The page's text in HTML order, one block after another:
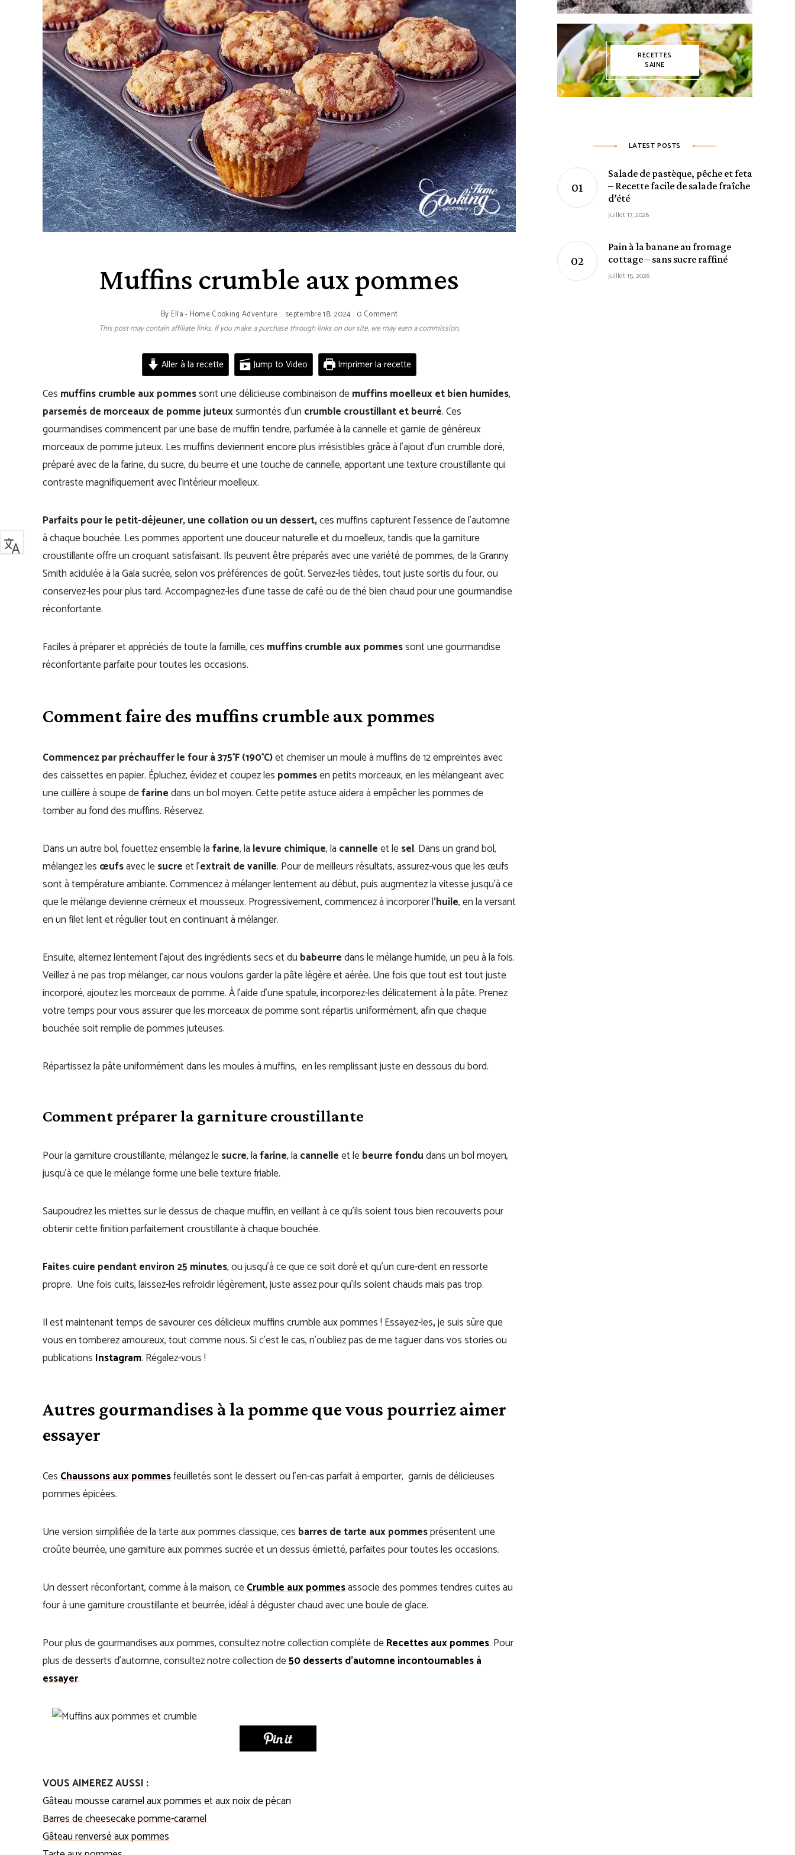
Muffins crumble aux pommes
By Ella - Home Cooking Adventure septembre 18, 2024 0 Comment
This post may contain affiliate links. If you make a purchase through links on our site, we may earn a commission.
Aller à la recette Jump to Video Imprimer la recette
Ces muffins crumble aux pommessont une délicieuse combinaison demuffins moelleux et bien humides,
parsemés de morceaux de pomme juteuxsurmontés d’un crumble croustillant et beurré. Ces
gourmandises commencent par une base de muffin tendre, parfumée à la cannelle et garnie de généreux
morceaux de pomme juteux. Les muffins deviennent encore plus irrésistibles grâce à l’ajout d’un crumble doré,
préparé avec de la farine, du sucre, du beurre et une touche de cannelle, apportant une texture croustillante qui
contraste magnifiquement avec l’intérieur moelleux.
Parfaits pour le petit-déjeuner, une collation ou un dessert,ces muffins capturent l’essence de l’automne
à chaque bouchée. Les pommes apportent une douceur naturelle et du moelleux, tandis que la garniture
croustillante offre un croquant satisfaisant. Ils peuvent être préparés avec une variété de pommes, de la Granny
Smith acidulée à la Gala sucrée, selon vos préférences de goût. Servez-les tièdes, tout juste sortis du four, ou
conservez-les pour plus tard. Accompagnez-les d’une tasse de café ou de thé bien chaud pour une gourmandise
réconfortante.
Faciles à préparer et appréciés de toute la famille, ces muffins crumble aux pommessont une gourmandise
réconfortante parfaite pour toutes les occasions.
Comment faire des muffins crumble aux pommes
Commencez par préchauffer le four à 375°F (190°C)et chemiser un moule à muffins de 12 empreintes avec
des caissettes en papier. Épluchez, évidez et coupez les pommesen petits morceaux, en les mélangeant avec
une cuillère à soupe defarinedans un bol moyen. Cette petite astuce aidera à empêcher les pommes de
tomber au fond des muffins. Réservez.
Dans un autre bol, fouettez ensemble lafarine, la levure chimique, la cannelleet lesel. Dans un grand bol,
mélangez les œufsavec lesucreet l’extrait de vanille. Pour de meilleurs résultats, assurez-vous que les œufs
sont à température ambiante. Commencez à mélanger lentement au début, puis augmentez la vitesse jusqu’à ce
que le mélange devienne crémeux et mousseux. Progressivement, commencez à incorporer l’huile, en la versant
en un filet lent et régulier tout en continuant à mélanger.
Ensuite, alternez lentement l’ajout des ingrédients secs et du babeurredans le mélange humide, un peu à la fois.
Veillez à ne pas trop mélanger, car nous voulons garder la pâte légère et aérée. Une fois que tout est tout juste
incorporé, ajoutez les morceaux de pomme. À l’aide d’une spatule, incorporez-les délicatement à la pâte. Prenez
votre temps pour vous assurer que les morceaux de pomme sont répartis uniformément, afin que chaque
bouchée soit remplie de pommes juteuses.
Répartissez la pâte uniformément dans les moules à muffins, en les remplissant juste en dessous du bord.
Comment préparer la garniture croustillante
Pour la garniture croustillante, mélangez lesucre, lafarine, la cannelleet lebeurre fondudans un bol moyen,
jusqu’à ce que le mélange forme une belle texture friable.
Saupoudrez les miettes sur le dessus de chaque muffin, en veillant à ce qu’ils soient tous bien recouverts pour
obtenir cette finition parfaitement croustillante à chaque bouchée.
Faites cuire pendant environ 25 minutes, ou jusqu’à ce que ce soit doré et qu’un cure-dent en ressorte
propre. Une fois cuits, laissez-les refroidir légèrement, juste assez pour qu’ils soient chauds mais pas trop.
Il est maintenant temps de savourer ces délicieux muffins crumble aux pommes ! Essayez-les,je suis sûre que
vous en tomberez amoureux, tout comme nous. Si c’est le cas, n’oubliez pas de me taguer dans vos stories ou
publicationsInstagram. Régalez-vous !
Autres gourmandises à la pomme que vous pourriez aimer
essayer
CesChaussons aux pommesfeuilletés sont le dessert ou l’en-cas parfait à emporter, garnis de délicieuses
pommes épicées.
Une version simplifiée de la tarte aux pommes classique, ces barres de tarte aux pommesprésentent une
croûte beurrée, une garniture aux pommes sucrée et un dessus émietté, parfaites pour toutes les occasions.
Un dessert réconfortant, comme à la maison, ceCrumble aux pommesassocie des pommes tendres cuites au
four à une garniture croustillante et beurrée, idéal à déguster chaud avec une boule de glace.
Pour plus de gourmandises aux pommes, consultez notre collection complète deRecettes aux pommes. Pour
plus de desserts d’automne, consultez notre collection de50 desserts d’automne incontournables à
essayer.
VOUS AIMEREZ AUSSI :
Gâteau mousse caramel aux pommes et aux noix de pécan
Barres de cheesecake pomme-caramel
Gâteau renversé aux pommes
RECETTES
SAINE
LATEST POSTS
Salade de pastèque, pêche et feta
– Recette facile de salade fraîche
d’été
juillet 17, 2026
Pain à la banane au fromage
cottage – sans sucre raffiné
juillet 15, 2026